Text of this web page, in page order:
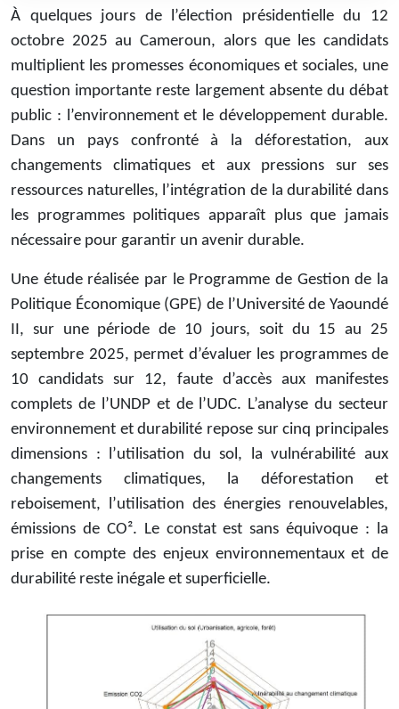
À quelques jours de l’élection présidentielle du 12
octobre 2025 au Cameroun, alors que les candidats
multiplient les promesses économiques et sociales, une
question importante reste largement absente du débat
public : l’environnement et le développement durable.
Dans un pays confronté à la déforestation, aux
changements climatiques et aux pressions sur ses
ressources naturelles, l’intégration de la durabilité dans
les programmes politiques apparaît plus que jamais
nécessaire pour garantir un avenir durable.
Une étude réalisée par le Programme de Gestion de la
Politique Économique (GPE) de l’Université de Yaoundé
II, sur une période de 10 jours, soit du 15 au 25
septembre 2025, permet d’évaluer les programmes de
10 candidats sur 12, faute d’accès aux manifestes
complets de l’UNDP et de l’UDC. L’analyse du secteur
environnement et durabilité repose sur cinq principales
dimensions : l’utilisation du sol, la vulnérabilité aux
changements climatiques, la déforestation et
reboisement, l’utilisation des énergies renouvelables,
émissions de CO². Le constat est sans équivoque : la
prise en compte des enjeux environnementaux et de
durabilité reste inégale et superficielle.